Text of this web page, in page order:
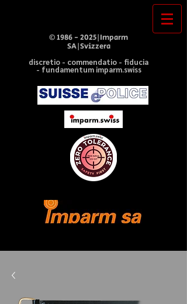
©1986 - 2025|Imparm
SA|Svizzera
discretio - commendatio - fiducia
- fundamentum imparm.swiss